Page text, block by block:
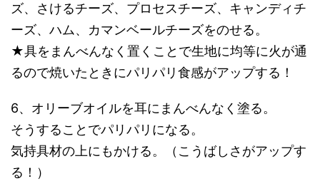
ズ、さけるチーズ、プロセスチーズ、キャンディチ
ーズ、ハム、カマンベールチーズをのせる。
★具をまんべんなく置くことで生地に均等に火が通
るので焼いたときにパリパリ食感がアップする！
6、オリーブオイルを耳にまんべんなく塗る。
そうすることでパリパリになる。
気持具材の上にもかける。（こうばしさがアップす
る！）